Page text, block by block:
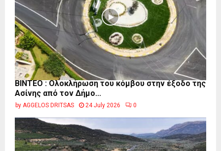
ΒΙΝΤΕΟ : Ολοκλήρωση του κόμβου στην έξοδο της
Ασίνης από τον Δήμο...
by AGGELOS DRITSAS 24 July 2026 0